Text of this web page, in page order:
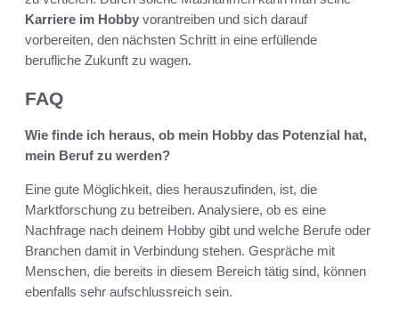
Karriere im Hobby vorantreiben und sich darauf
vorbereiten, den nächsten Schritt in eine erfüllende
berufliche Zukunft zu wagen.
FAQ
Wie finde ich heraus, ob mein Hobby das Potenzial hat,
mein Beruf zu werden?
Eine gute Möglichkeit, dies herauszufinden, ist, die
Marktforschung zu betreiben. Analysiere, ob es eine
Nachfrage nach deinem Hobby gibt und welche Berufe oder
Branchen damit in Verbindung stehen. Gespräche mit
Menschen, die bereits in diesem Bereich tätig sind, können
ebenfalls sehr aufschlussreich sein.